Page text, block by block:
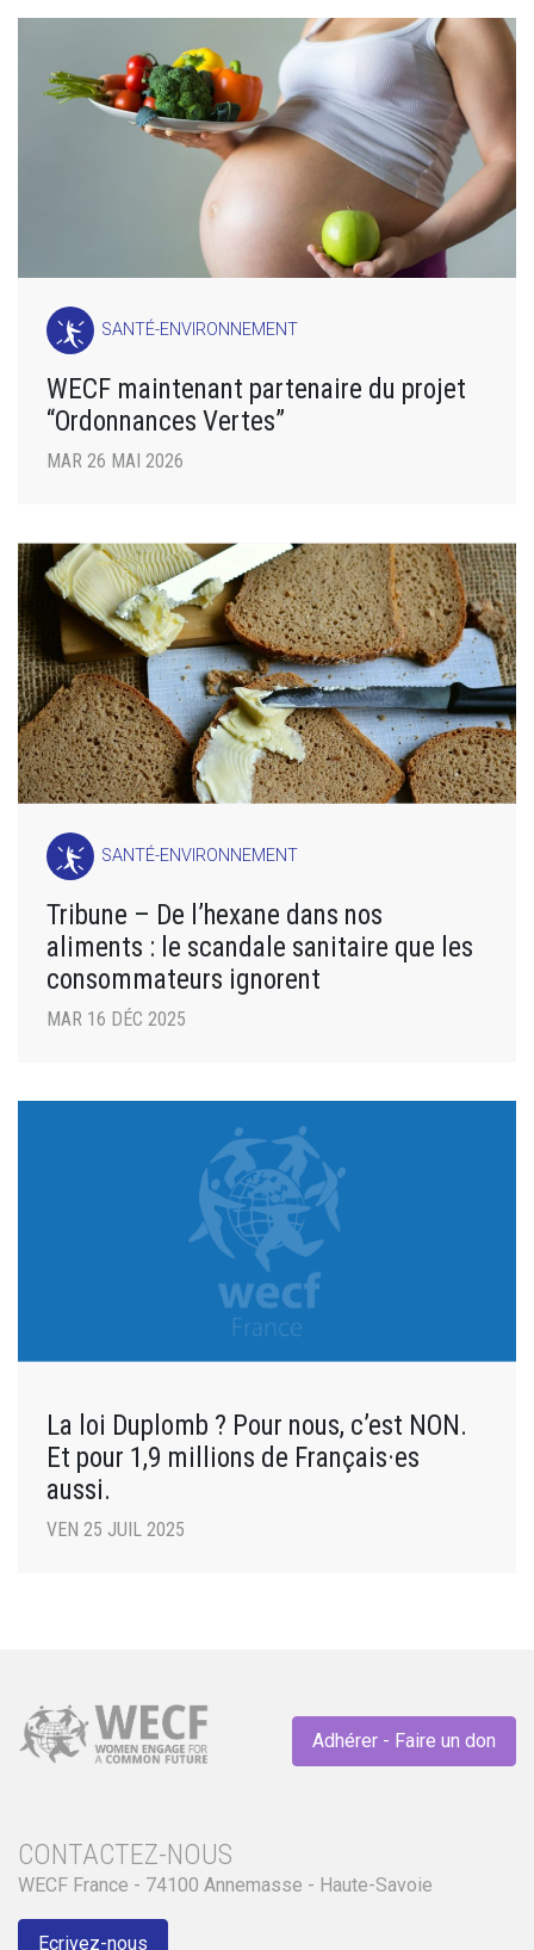
SANTÉ-ENVIRONNEMENT
WECF maintenant partenaire du projet
“Ordonnances Vertes”
MAR 26 MAI 2026
SANTÉ-ENVIRONNEMENT
Tribune – De l’hexane dans nos
aliments : le scandale sanitaire que les
consommateurs ignorent
MAR 16 DÉC 2025
La loi Duplomb ? Pour nous, c’est NON.
Et pour 1,9 millions de Français·es
aussi.
VEN 25 JUIL 2025
Adhérer - Faire un don
CONTACTEZ-NOUS
WECF France - 74100 Annemasse - Haute-Savoie
Ecrivez-nous